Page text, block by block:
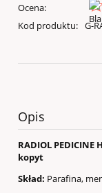
Ocena:
Kod produktu: G-
Opis
RADIOL
kopyt
Skład: Parafina,